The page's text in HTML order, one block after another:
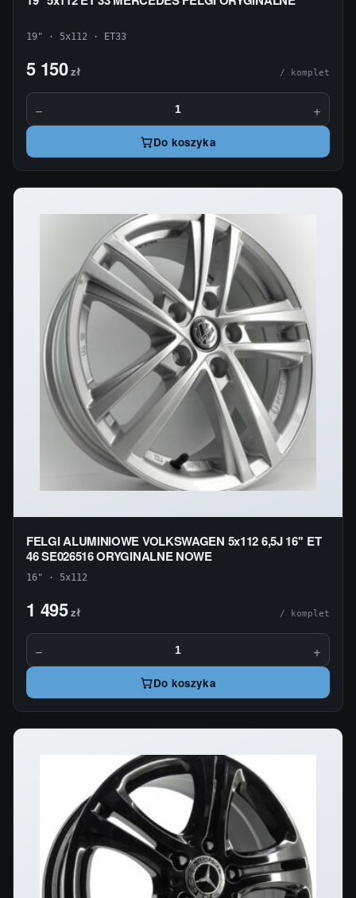
19" · 5x112 · ET33
5 150zł / komplet
− +
Do koszyka
FELGI ALUMINIOWE VOLKSWAGEN 5x112 6,5J 16'' ET
46 SE026516 ORYGINALNE NOWE
16" · 5x112
1 495zł / komplet
− +
Do koszyka